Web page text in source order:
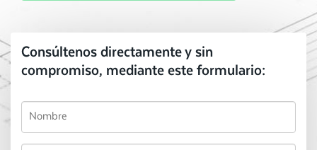
Consúltenos directamente y sin
compromiso, mediante este formulario: